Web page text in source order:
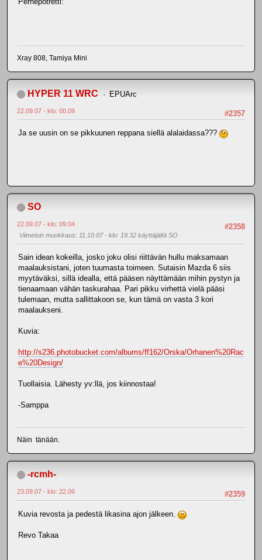
Xray 808, Tamiya Mini
HYPER 11 WRC EPUArc
#2357
22.09.07 - klo: 00.09
Ja se uusin on se pikkuunen reppana siellä alalaidassa???
SO
#2358
22.09.07 - klo: 09.04
Viimeisin muokkaus: 11.10.07 - klo: 19.32 käyttäjältä SO
Sain idean kokeilla, josko joku olisi riittävän hullu maksamaan
maalauksistani, joten tuumasta toimeen. Sutaisin Mazda 6 siis
myytäväksi, sillä idealla, että pääsen näyttämään mihin pystyn ja
tienaamaan vähän taskurahaa. Pari pikku virhettä vielä pääsi
tulemaan, mutta sallittakoon se, kun tämä on vasta 3 kori
maalaukseni.
Kuvia:
http://s236.photobucket.com/albums/ff162/Orska/Orhanen%20Rac
e%20Design/
Tuollaisia. Lähesty yv:llä, jos kiinnostaa!
-Samppa
Näin tänään.
-rcmh-
#2359
23.09.07 - klo: 22.06
Kuvia revosta ja pedestä likasina ajon jälkeen.
Revo Takaa